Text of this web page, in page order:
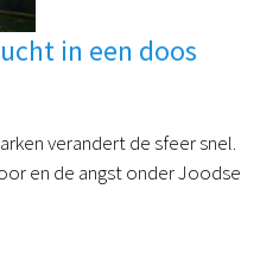
in een doos
verandert de sfeer snel.
en de angst onder Joodse